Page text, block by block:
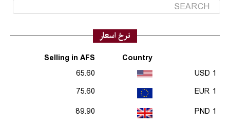
نرخ اسعار
Country
Selling in AFS
1 USD
65.60
1 EUR
75.60
1 PND
89.90